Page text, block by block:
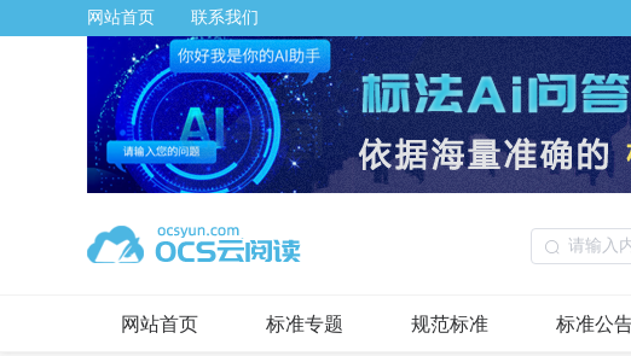
网站首页 联系我们
网站首页 标准专题 规范标准 标准公